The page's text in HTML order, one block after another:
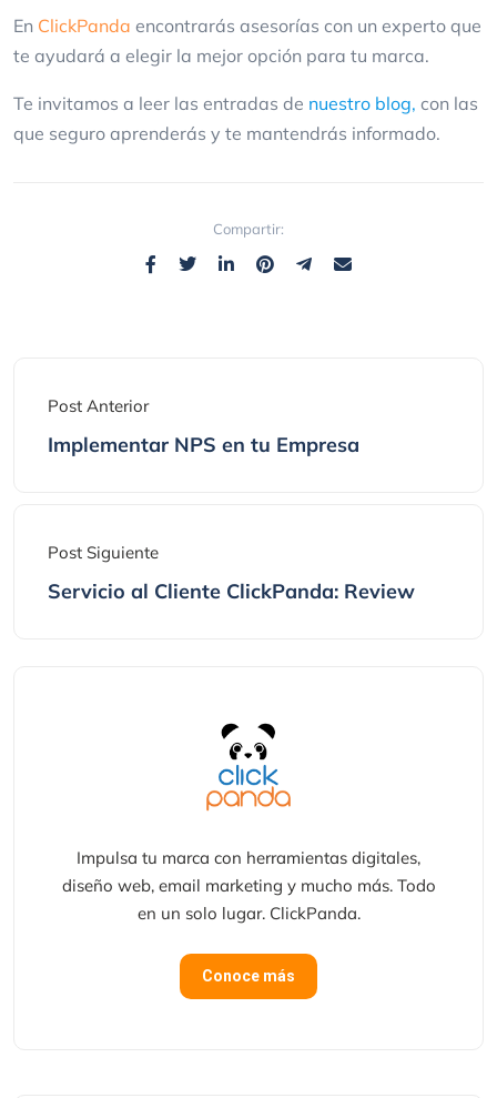
En ClickPanda encontrarás asesorías con un experto que
te ayudará a elegir la mejor opción para tu marca.
Te invitamos a leer las entradas de nuestro blog, con las
que seguro aprenderás y te mantendrás informado.
Compartir:
Post Anterior
Implementar NPS en tu Empresa
Post Siguiente
Servicio al Cliente ClickPanda: Review
Impulsa tu marca con herramientas digitales,
diseño web, email marketing y mucho más. Todo
en un solo lugar. ClickPanda.
Conoce más